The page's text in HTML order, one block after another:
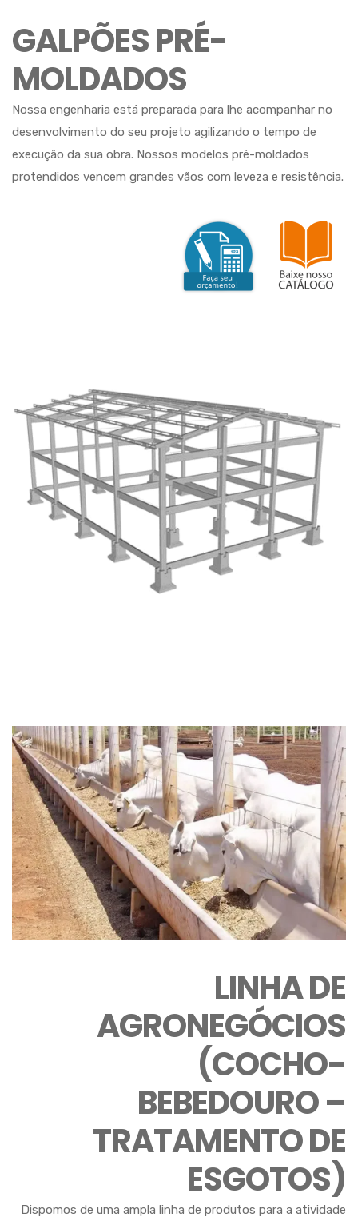
GALPÕES PRÉ-
MOLDADOS
Nossa engenharia está preparada para lhe acompanhar no
desenvolvimento do seu projeto agilizando o tempo de
execução da sua obra. Nossos modelos pré-moldados
protendidos vencem grandes vãos com leveza e resistência.
LINHA DE
AGRONEGÓCIOS
(COCHO-
BEBEDOURO –
TRATAMENTO DE
ESGOTOS)
Dispomos de uma ampla linha de produtos para a atividade